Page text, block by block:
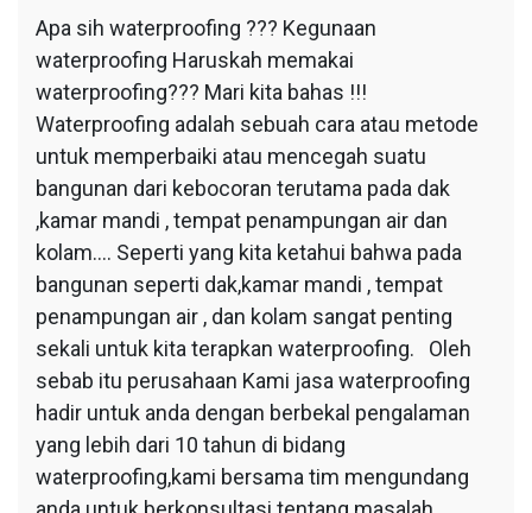
Apa sih waterproofing ??? Kegunaan
waterproofing Haruskah memakai
waterproofing??? Mari kita bahas !!!
Waterproofing adalah sebuah cara atau metode
untuk memperbaiki atau mencegah suatu
bangunan dari kebocoran terutama pada dak
,kamar mandi , tempat penampungan air dan
kolam…. Seperti yang kita ketahui bahwa pada
bangunan seperti dak,kamar mandi , tempat
penampungan air , dan kolam sangat penting
sekali untuk kita terapkan waterproofing. Oleh
sebab itu perusahaan Kami jasa waterproofing
hadir untuk anda dengan berbekal pengalaman
yang lebih dari 10 tahun di bidang
waterproofing,kami bersama tim mengundang